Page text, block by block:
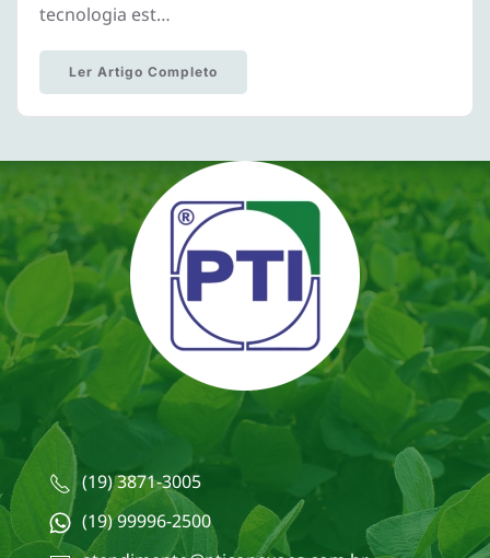
tecnologia est…
Ler Artigo Completo
(19) 3871-3005
(19) 99996-2500